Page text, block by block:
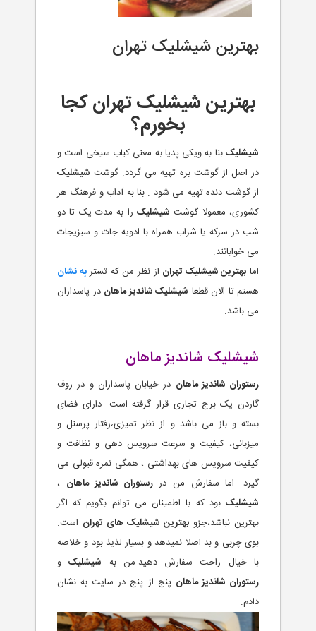
بهترین شیشلیک تهران
بهترین شیشلیک تهران کجا
بخورم؟
شیشلیکبنا به ویکی پدیا به معنی کباب سیخی است و
در اصل از گوشت بره تهیه می گردد. گوشت شیشلیک
از گوشت دنده تهیه می شود . بنا به آداب و فرهنگ هر
کشوری، معمولا گوشت شیشلیک را به مدت یک تا دو
شب در سرکه یا شراب همراه با ادویه جات و سبزیجات
می خوابانند.
اما بهترین شیشلیک تهران از نظر من که تستربِه نشان
هستم تا الان قطعا شیشلیک شاندیز ماهان در پاسداران
می باشد.
شیشلیک شاندیز ماهان
رستوران شاندیز ماهان در خیابان پاسداران و در روف
گاردن یک برج تجاری قرار گرفته است. دارای فضای
بسته و باز می باشد و از نظر تمیزی،رفتار پرسنل و
میزبانی، کیفیت و سرعت سرویس دهی و نظافت و
کیفیت سرویس های بهداشتی ، همگی نمره قبولی می
گیرد. اما سفارش من در رستوران شاندیز ماهان ،
شیشلیک بود که با اطمینان می توانم بگویم که اگر
بهترین نباشد،جزو بهترین شیشلیک های تهران است.
بوی چربی و بد اصلا نمیدهد و بسیار لذیذ بود و خلاصه
با خیال راحت سفارش دهید.من به شیشلیکو
رستوران شاندیز ماهان پنج از پنج در سایت به نشان
دادم.